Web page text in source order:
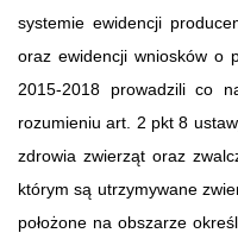
systemie ewidencji
oraz ewidencji wniosków o
2015-2018 prowadzili co
rozumieniu art. 2 pkt 8
zdrowia zwierząt oraz
którym są utrzymywane
położone na obszarze